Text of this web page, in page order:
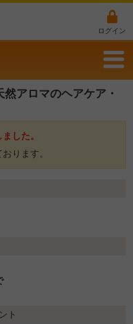
ログイン
然アロマのヘアケア・
した。
ります。
ト